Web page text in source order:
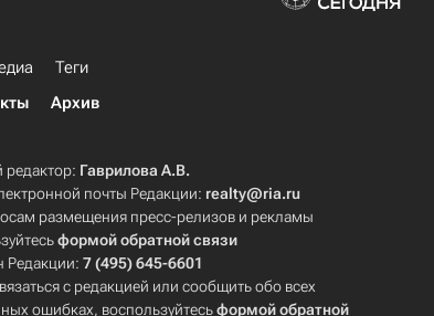
Теги
Архив
редактор: Гаврилова А.В.
почты Редакции: realty@ria.ru
размещения пресс-релизов и рекламы
формой обратной связи
Редакции:7 (495) 645-6601
с редакцией или сообщить обо всех
ошибках, воспользуйтесьформой обратной